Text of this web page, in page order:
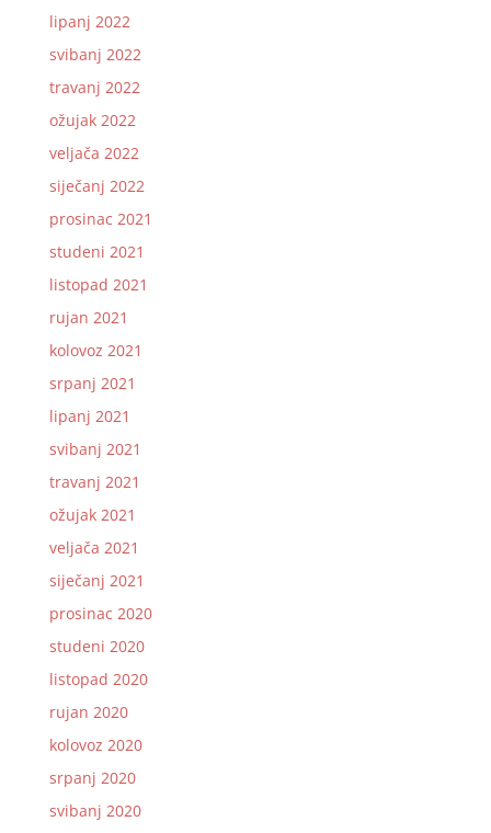
lipanj 2022
svibanj 2022
travanj 2022
ožujak 2022
veljača 2022
siječanj 2022
prosinac 2021
studeni 2021
listopad 2021
rujan 2021
kolovoz 2021
srpanj 2021
lipanj 2021
svibanj 2021
travanj 2021
ožujak 2021
veljača 2021
siječanj 2021
prosinac 2020
studeni 2020
listopad 2020
rujan 2020
kolovoz 2020
srpanj 2020
svibanj 2020